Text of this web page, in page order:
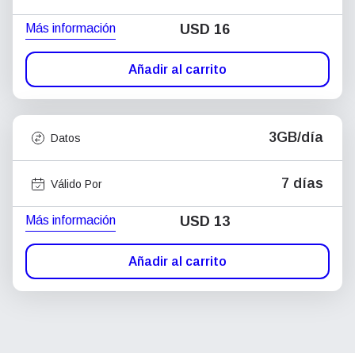
Más información USD 16
Añadir al carrito
Datos 3GB/día
Válido Por 7 días
Más información USD 13
Añadir al carrito